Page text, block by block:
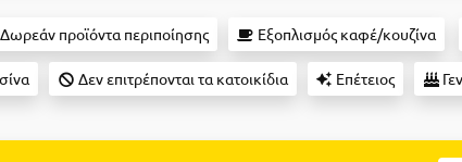
Δωρεάν προϊόντα περιποίησης Εξοπλισμός καφέ/κουζίνα
Δεν επιτρέπονται τα κατοικίδια Επέτειος